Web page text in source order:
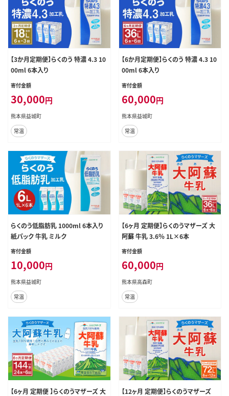
【3か月定期便】らくのう 特濃 4.3 10
00ml 6本入り
寄付金額
30,000円
熊本県益城町
常温
【6か月定期便】らくのう 特濃 4.3 10
00ml 6本入り
寄付金額
60,000円
熊本県益城町
常温
らくのう低脂肪乳 1000ml 6本入り
紙パック 牛乳 ミルク
寄付金額
10,000円
熊本県益城町
常温
【6ヶ月 定期便】らくのうマザーズ 大
阿蘇 牛乳 3.6％ 1L×6本
寄付金額
60,000円
熊本県高森町
常温
【6ヶ月 定期便 】らくのうマザーズ 大
【12ヶ月 定期便】らくのうマザーズ